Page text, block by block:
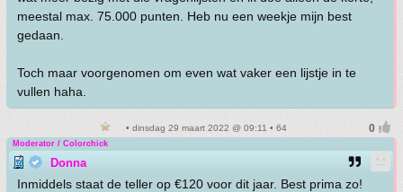
meestal max. 75.000 punten. Heb nu een weekje mijn best
gedaan.
Toch maar voorgenomen om even wat vaker een lijstje in te
vullen haha.
• dinsdag 29 maart 2022 @ 09:11 • 64
Moderator / Colorchick
Donna
Inmiddels staat de teller op €120 voor dit jaar. Best prima zo!